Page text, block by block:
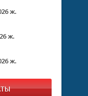
ж.
ж.
ж.